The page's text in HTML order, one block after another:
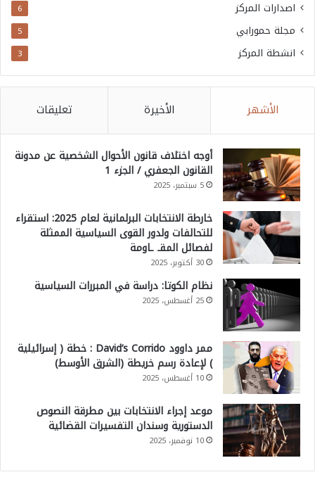
اصدارات المركز 6
مجلة حمورابي 5
انشطة المركز 3
الأشهر الأخيرة تعليقات
أوجه اختلاف قانون الأحوال الشخصية عن مدونة
القانون الجعفري / الجزء 1
5 سبتمبر، 2025
خارطة الانتخابات البرلمانية لعام 2025: استقراء
للتحالفات ولدور القوى السياسية الممثلة
لفصائل المقـ ـاومة
30 أكتوبر، 2025
نظام الكوتا: دراسة في المبررات السياسية
25 أغسطس، 2025
ممر داوود David’s Corrido : خطة ( إسرائيلية
) لإعادة رسم خريطة (الشرق الأوسط)
10 أغسطس، 2025
موعد إجراء الانتخابات بين مطرقة النصوص
الدستورية وسندان التفسيرات القضائية
10 نوفمبر، 2025